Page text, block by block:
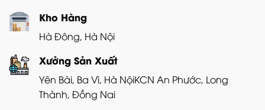
Kho Hàng
Hà Đông, Hà Nội
Xưởng Sản Xuất
Yên Bài, Ba Vì, Hà NộiKCN An Phước, Long
Thành, Đồng Nai